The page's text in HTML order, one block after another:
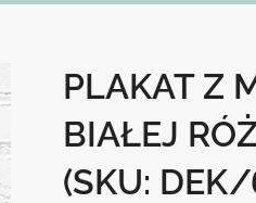
PLAKAT Z
BIAŁEJ
(SKU: